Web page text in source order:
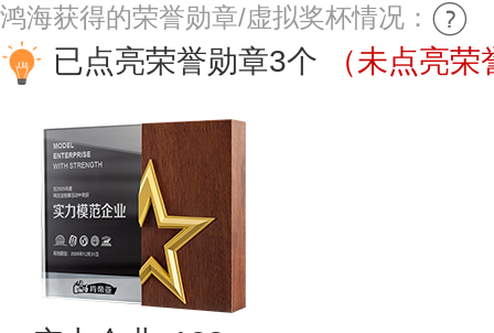
鸿海获得的荣誉勋章/虚拟奖杯情况：
已点亮荣誉勋章3个 （未点亮